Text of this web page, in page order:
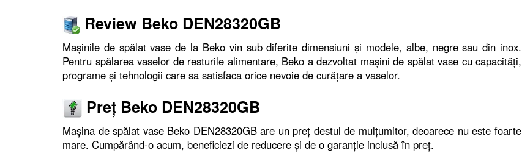
Review Beko DEN28320GB
Maşinile de spălat vase de la Beko vin sub diferite dimensiuni şi modele, albe, negre sau din inox.
Pentru spălarea vaselor de resturile alimentare, Beko a dezvoltat maşini de spălat vase cu capacităţi,
programe şi tehnologii care sa satisfaca orice nevoie de curăţare a vaselor.
Preţ Beko DEN28320GB
Maşina de spălat vase Beko DEN28320GB are un preţ destul de mulţumitor, deoarece nu este foarte
mare. Cumpărând-o acum, beneficiezi de reducere şi de o garanţie inclusă în preţ.